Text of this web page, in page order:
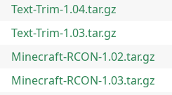
Text-Trim-1.04.tar.gz
Text-Trim-1.03.tar.gz
Minecraft-RCON-1.02.tar.gz
Minecraft-RCON-1.03.tar.gz